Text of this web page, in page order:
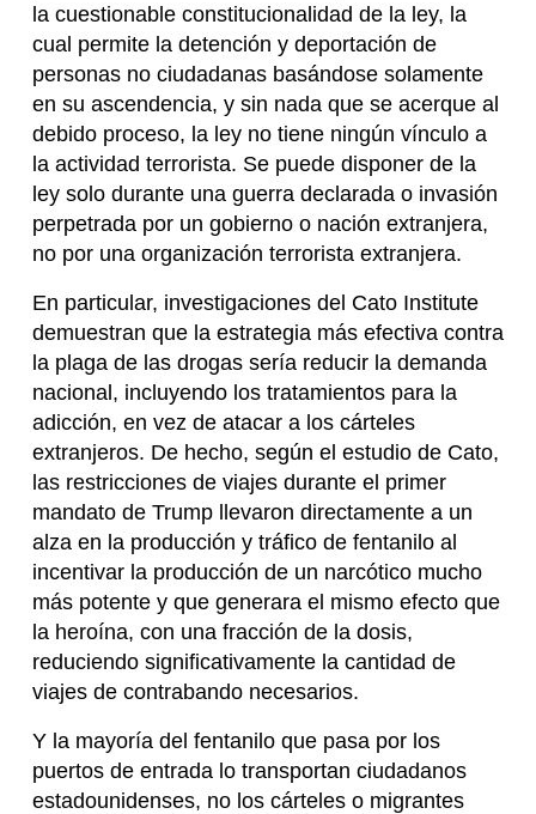
la cuestionable constitucionalidad de la ley, la
cual permite la detención y deportación de
personas no ciudadanas basándose solamente
en su ascendencia, y sin nada que se acerque al
debido proceso, la ley no tiene ningún vínculo a
la actividad terrorista. Se puede disponer de la
ley solo durante una guerra declarada o invasión
perpetrada por un gobierno o nación extranjera,
no por una organización terrorista extranjera.
En particular, investigaciones del Cato Institute
demuestran que la estrategia más efectiva contra
la plaga de las drogas sería reducir la demanda
nacional, incluyendo los tratamientos para la
adicción, en vez de atacar a los cárteles
extranjeros. De hecho, según el estudio de Cato,
las restricciones de viajes durante el primer
mandato de Trump llevaron directamente a un
alza en la producción y tráfico de fentanilo al
incentivar la producción de un narcótico mucho
más potente y que generara el mismo efecto que
la heroína, con una fracción de la dosis,
reduciendo significativamente la cantidad de
viajes de contrabando necesarios.
Y la mayoría del fentanilo que pasa por los
puertos de entrada lo transportan ciudadanos
estadounidenses, no los cárteles o migrantes